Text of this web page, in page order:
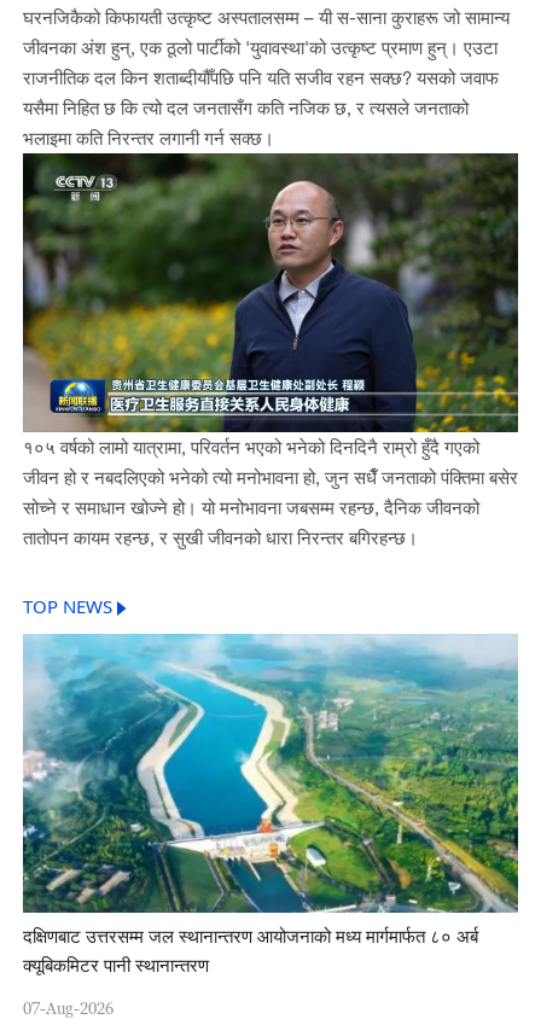
घरनजिकैको किफायती उत्कृष्ट अस्पतालसम्म – यी स-साना कुराहरू जो सामान्य
जीवनका अंश हुन्, एक ठूलो पार्टीको 'युवावस्था'को उत्कृष्ट प्रमाण हुन्। एउटा
राजनीतिक दल किन शताब्दीयौँपछि पनि यति सजीव रहन सक्छ? यसको जवाफ
यसैमा निहित छ कि त्यो दल जनतासँग कति नजिक छ, र त्यसले जनताको
भलाइमा कति निरन्तर लगानी गर्न सक्छ।
१०५ वर्षको लामो यात्रामा, परिवर्तन भएको भनेको दिनदिनै राम्रो हुँदै गएको
जीवन हो र नबदलिएको भनेको त्यो मनोभावना हो, जुन सधैँ जनताको पंक्तिमा बसेर
सोच्ने र समाधान खोज्ने हो। यो मनोभावना जबसम्म रहन्छ, दैनिक जीवनको
तातोपन कायम रहन्छ, र सुखी जीवनको धारा निरन्तर बगिरहन्छ।
TOP NEWS
दक्षिणबाट उत्तरसम्म जल स्थानान्तरण आयोजनाको मध्य मार्गमार्फत ८० अर्ब
क्यूबिकमिटर पानी स्थानान्तरण
07-Aug-2026